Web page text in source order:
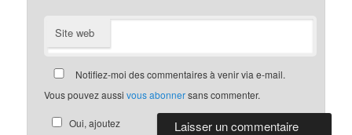
Site web
Notifiez-moi des commentaires à venir via e-mail.
Vous pouvez aussivous abonnersans commenter.
Oui, ajoutez